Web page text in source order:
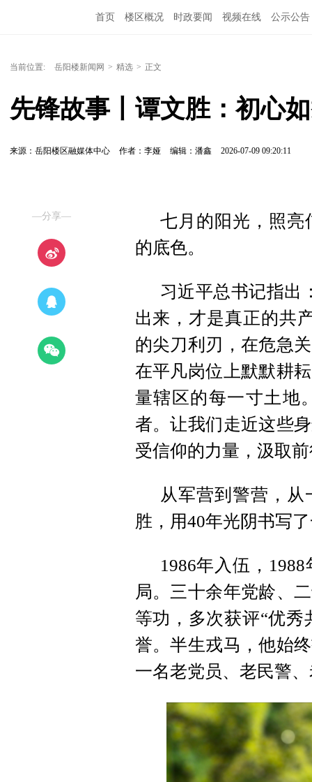
首页 楼区概况 时政要闻 视频在线 公示公告
当前位置: 岳阳楼新闻网 > 精选 > 正文
先锋故事丨谭文胜：初心
来源：岳阳楼区融媒体中心 作者：李娅 编辑：潘鑫 2026-07-09 09:20:11
—分享—
七月的阳光，照亮
的底色。
习近平总书记指出
出来，才是真正的共
的尖刀利刃，在危急
在平凡岗位上默默耕
量辖区的每一寸土地
者。让我们走近这些
受信仰的力量，汲取
从军营到警营，
胜，用40年光阴书写
1986年入伍，
局。三十余年党龄、
等功，多次获评“优秀
誉。半生戎马，他始
一名老党员、老民警